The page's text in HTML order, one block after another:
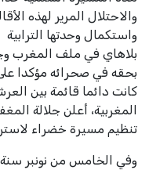
والاحتلال المرير لهذه
واستكمال وحدتها الترابية
بلاهاي في ملف المغرب
بحقه في صحرائه مؤكدا
كانت دائما قائمة بين
المغربية، أعلن جلالة
تنظيم مسيرة خضراء